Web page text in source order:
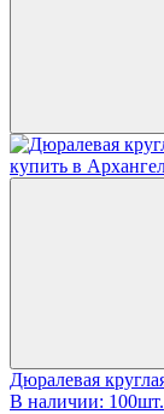
Дюралевая
В наличии: 100шт.